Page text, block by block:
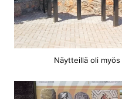
Näytteillä oli